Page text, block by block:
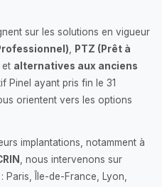
sur les solutions en vigueur
PTZ (Prêt à
et alternatives aux anciens
Pinel ayant pris fin le 31
orientent vers les options
implantations, notamment à
, nous intervenons sur
Paris, Île-de-France, Lyon,